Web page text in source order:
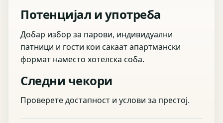
Потенцијал и употреба
Добар избор за парови, индивидуални
патници и гости кои сакаат апартмански
формат наместо хотелска соба.
Следни чекори
Проверете достапност и услови за престој.